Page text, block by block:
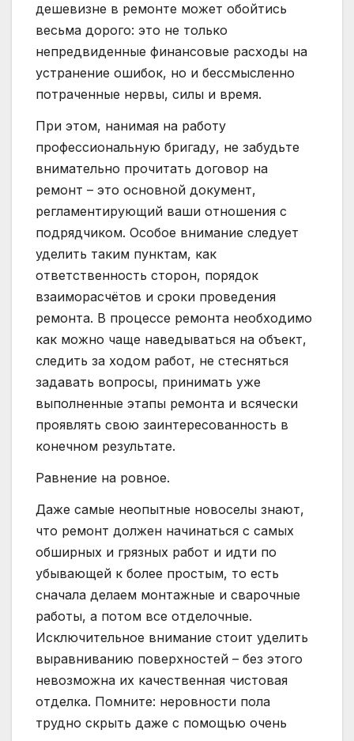
дешевизне в ремонте может обойтись
весьма дорого: это не только
непредвиденные финансовые расходы на
устранение ошибок, но и бессмысленно
потраченные нервы, силы и время.
При этом, нанимая на работу
профессиональную бригаду, не забудьте
внимательно прочитать договор на
ремонт – это основной документ,
регламентирующий ваши отношения с
подрядчиком. Особое внимание следует
уделить таким пунктам, как
ответственность сторон, порядок
взаиморасчётов и сроки проведения
ремонта. В процессе ремонта необходимо
как можно чаще наведываться на объект,
следить за ходом работ, не стесняться
задавать вопросы, принимать уже
выполненные этапы ремонта и всячески
проявлять свою заинтересованность в
конечном результате.
Равнение на ровное.
Даже самые неопытные новоселы знают,
что ремонт должен начинаться с самых
обширных и грязных работ и идти по
убывающей к более простым, то есть
сначала делаем монтажные и сварочные
работы, а потом все отделочные.
Исключительное внимание стоит уделить
выравниванию поверхностей – без этого
невозможна их качественная чистовая
отделка. Помните: неровности пола
трудно скрыть даже с помощью очень